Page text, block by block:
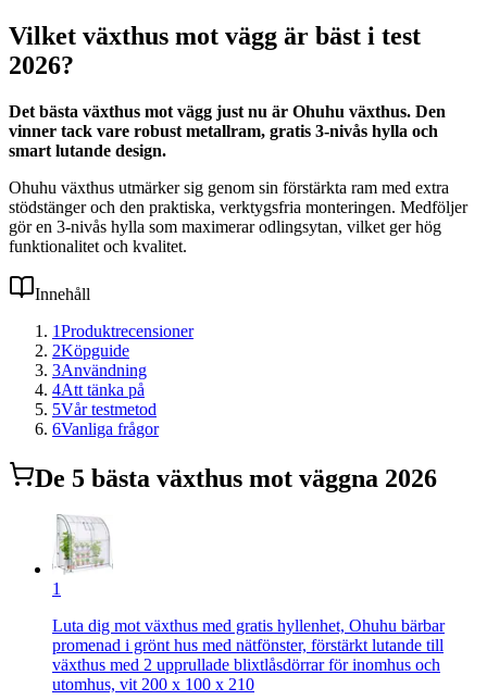
Vilket växthus mot vägg är bäst i test
2026?
Det bästa växthus mot vägg just nu är Ohuhu växthus. Den
vinner tack vare robust metallram, gratis 3-nivås hylla och
smart lutande design.
Ohuhu växthus utmärker sig genom sin förstärkta ram med extra
stödstänger och den praktiska, verktygsfria monteringen. Medföljer
gör en 3-nivås hylla som maximerar odlingsytan, vilket ger hög
funktionalitet och kvalitet.
Innehåll
1Produktrecensioner
2Köpguide
3Användning
4Att tänka på
5Vår testmetod
6Vanliga frågor
De 5 bästa växthus mot väggna 2026
1
Luta dig mot växthus med gratis hyllenhet, Ohuhu bärbar
promenad i grönt hus med nätfönster, förstärkt lutande till
växthus med 2 upprullade blixtlåsdörrar för inomhus och
utomhus, vit 200 x 100 x 210